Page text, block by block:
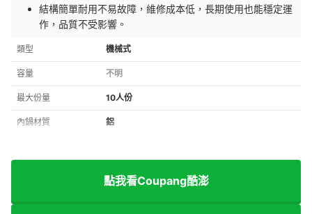
結構簡單耐用不易故障，維修成本低，長期使用也能穩定運
作，品質不受影響。
類型 機械式
容量 不明
最大份量 10人份
內鍋材質 鋁
點我看Coupang酷澎